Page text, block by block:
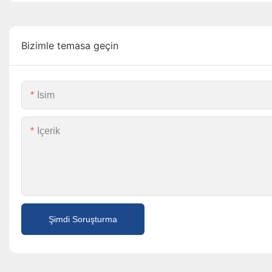
Bizimle temasa geçin
Isim
Içerik
Şimdi Soruşturma